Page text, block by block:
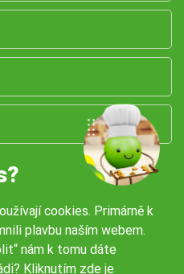
cookies. Primárně k
plavbu naším webem.
nám k tomu dáte
Kliknutím zde je